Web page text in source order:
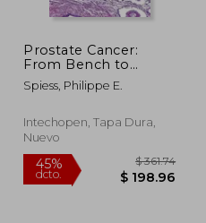
45% $
Prostate Cancer:
From Bench to
Bedside (en Inglés)
Spiess, Philippe E.
Intechopen, Tapa Dura,
Nuevo